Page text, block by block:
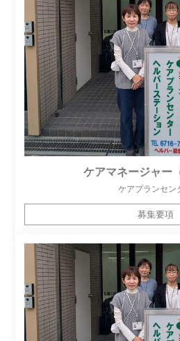
ケアマネージャー
ケアプランセン
募集要項